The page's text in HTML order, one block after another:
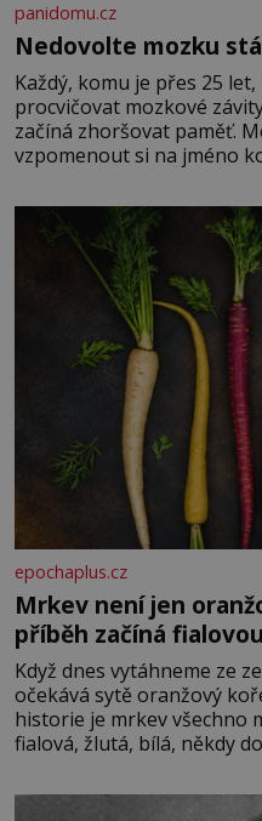
panidomu.cz
Nedovolte mozku
Každý, komu je přes 25
procvičovat mozkové
začíná zhoršovat paměť.
vzpomenout si na jméno
Je to opravdu tak, s
rozhodla stávkovat. Cvičte
epochaplus.cz
Mrkev není jen
příběh začíná
Když dnes vytáhneme ze
očekává sytě oranžový
historie je mrkev všechno
fialová, žlutá, bílá, někdy
bez které si českou